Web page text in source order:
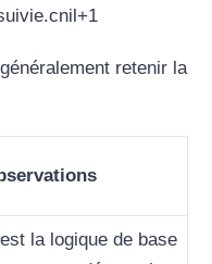
cnil +1
retenir la
la logique de base